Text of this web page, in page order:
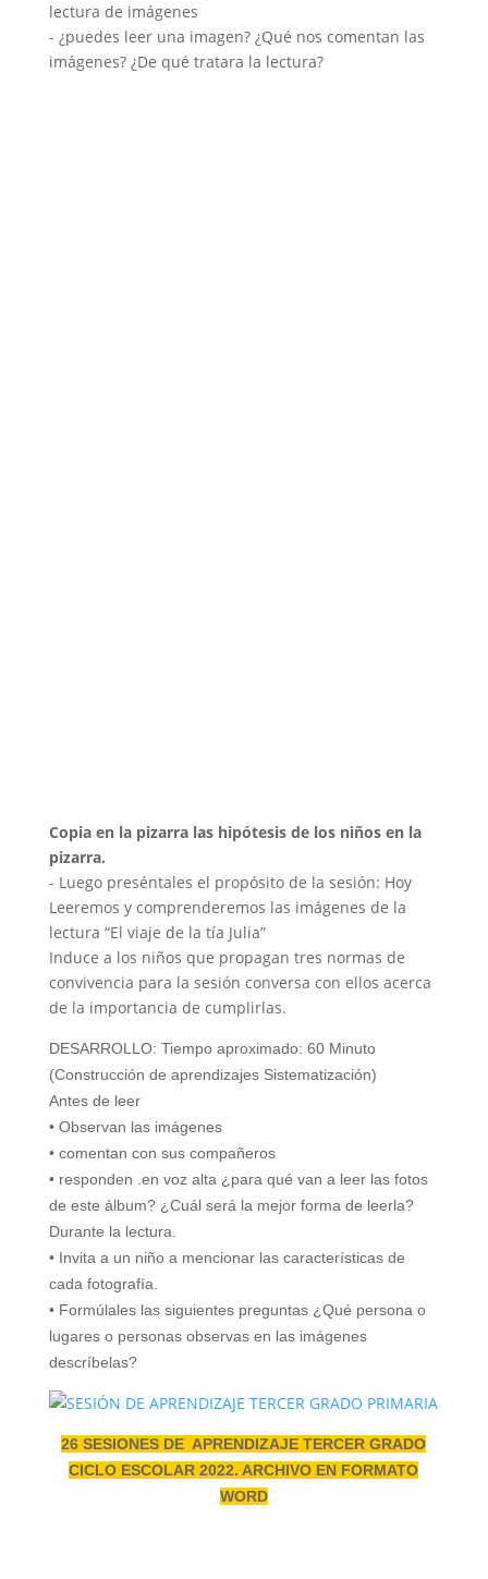
lectura de imágenes
- ¿puedes leer una imagen? ¿Qué nos comentan las
imágenes? ¿De qué tratara la lectura?
Copia en la pizarra las hipótesis de los niños en la
pizarra.
- Luego preséntales el propósito de la sesión: Hoy
Leeremos y comprenderemos las imágenes de la
lectura “El viaje de la tía Julia”
Induce a los niños que propagan tres normas de
convivencia para la sesión conversa con ellos acerca
de la importancia de cumplirlas.
DESARROLLO: Tiempo aproximado: 60 Minuto
(Construcción de aprendizajes Sistematización)
Antes de leer
• Observan las imágenes
• comentan con sus compañeros
• responden .en voz alta ¿para qué van a leer las fotos
de este álbum? ¿Cuál será la mejor forma de leerla?
Durante la lectura.
• Invita a un niño a mencionar las características de
cada fotografía.
• Formúlales las siguientes preguntas ¿Qué persona o
lugares o personas observas en las imágenes
descríbelas?
26 SESIONES DE APRENDIZAJE TERCER GRADO
CICLO ESCOLAR 2022. ARCHIVO EN FORMATO
WORD